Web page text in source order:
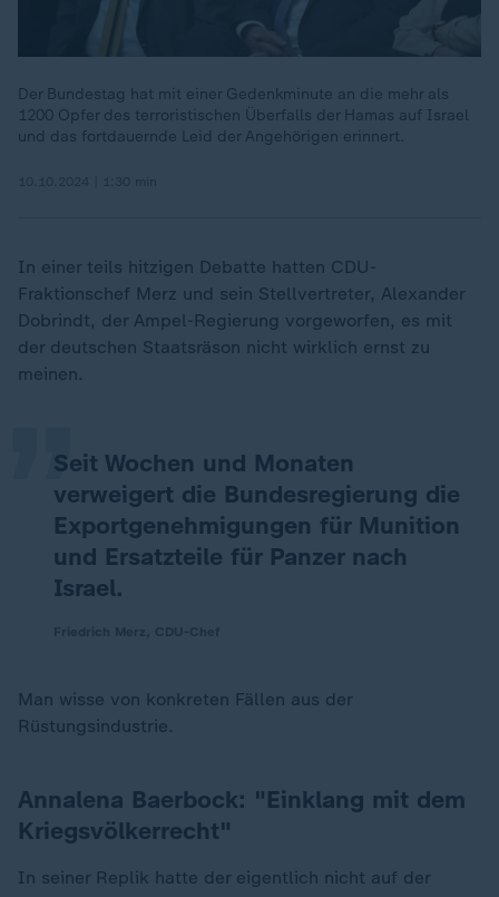
Der Bundestag hat mit einer Gedenkminute an die mehr als
1200 Opfer des terroristischen Überfalls der Hamas auf Israel
und das fortdauernde Leid der Angehörigen erinnert.
In einer teils hitzigen Debatte hatten CDU-
Fraktionschef Merz und sein Stellvertreter, Alexander
Dobrindt, der Ampel-Regierung vorgeworfen, es mit
der deutschen Staatsräson nicht wirklich ernst zu
meinen.
Seit Wochen und Monaten
verweigert die Bundesregierung die
Exportgenehmigungen für Munition
und Ersatzteile für Panzer nach
Israel.
„
Man wisse von konkreten Fällen aus der
Rüstungsindustrie.
Annalena Baerbock: "Einklang mit dem
Kriegsvölkerrecht"
In seiner Replik hatte der eigentlich nicht auf der